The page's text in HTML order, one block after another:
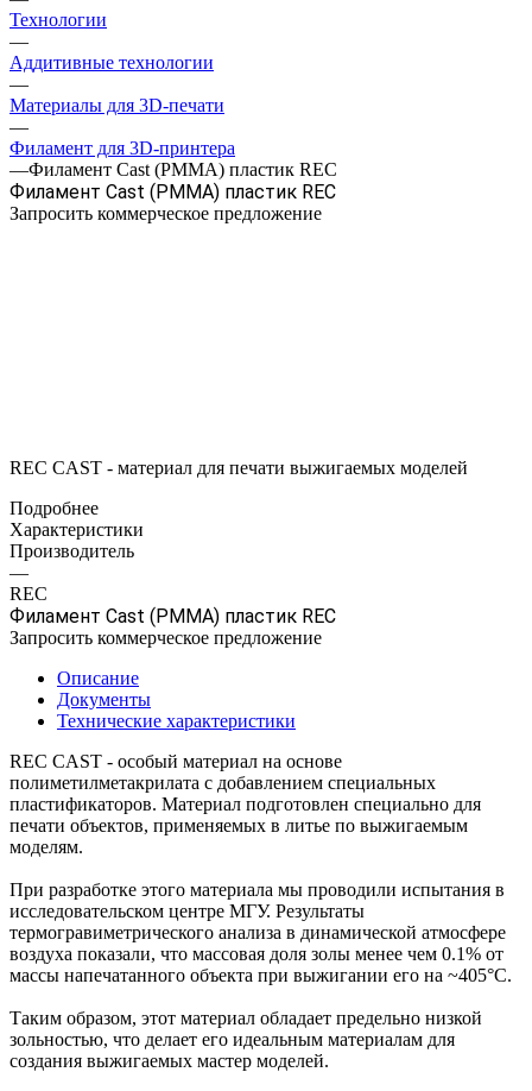
Технологии
—
Аддитивные технологии
—
Материалы для 3D-печати
—
Филамент для 3D-принтера
—Филамент Cast (PMMA) пластик REC
Филамент Cast (PMMA) пластик REC
Запросить коммерческое предложение
REC CAST - материал для печати выжигаемых моделей
Подробнее
Характеристики
Производитель
—
REC
Филамент Cast (PMMA) пластик REC
Запросить коммерческое предложение
Описание
Документы
Технические характеристики
REC CAST - особый материал на основе
полиметилметакрилата с добавлением специальных
пластификаторов. Материал подготовлен специально для
печати объектов, применяемых в литье по выжигаемым
моделям.
При разработке этого материала мы проводили испытания в
исследовательском центре МГУ. Результаты
термогравиметрического анализа в динамической атмосфере
воздуха показали, что массовая доля золы менее чем 0.1% от
массы напечатанного объекта при выжигании его на ~405°С.
Таким образом, этот материал обладает предельно низкой
зольностью, что делает его идеальным материалам для
создания выжигаемых мастер моделей.